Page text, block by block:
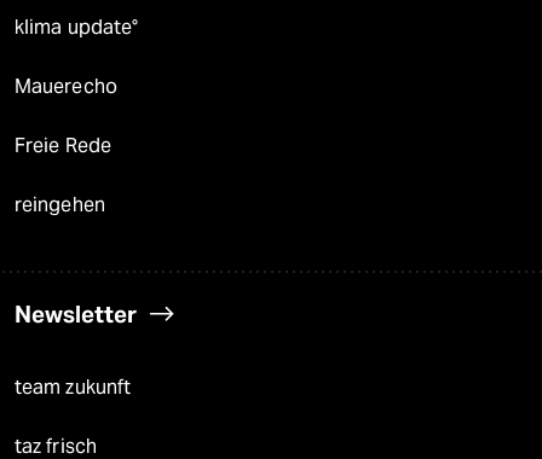
klima update°
Mauerecho
Freie Rede
reingehen
Newsletter
team zukunft
taz frisch